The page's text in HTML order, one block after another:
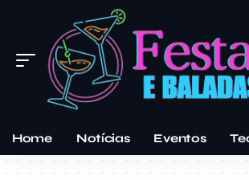
Home Notícias Eventos